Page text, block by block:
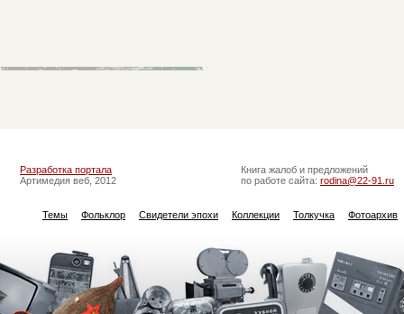
Разработка портала
Артимедия веб, 2012
Книга жалоб и предложений
по работе сайта: rodina@22-91.ru
Темы Фольклор Свидетели эпохи Коллекции Толкучка Фотоархив